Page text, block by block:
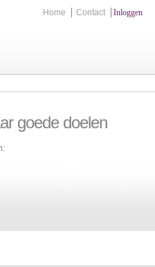
Home Contact Inloggen
goede doelen